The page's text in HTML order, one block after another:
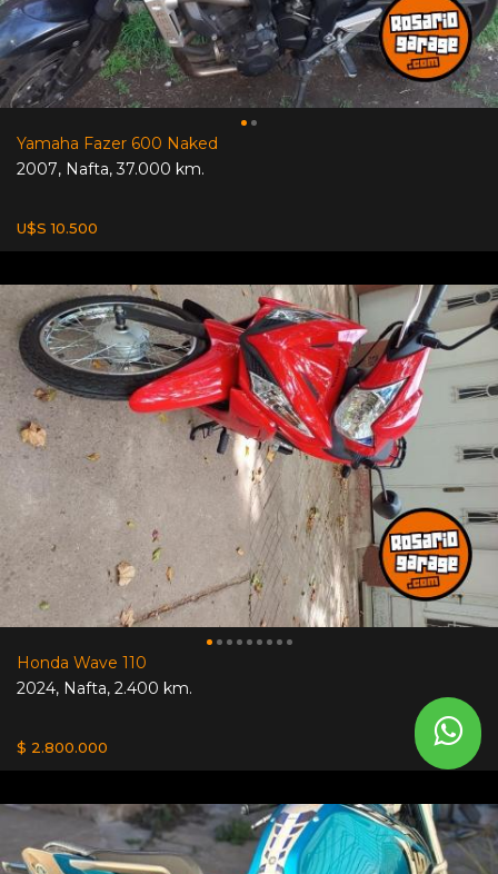
Yamaha Fazer 600 Naked
2007, Nafta,37.000 km.
U$S 10.500
Honda Wave 110
2024, Nafta, 2.400 km.
$ 2.800.000